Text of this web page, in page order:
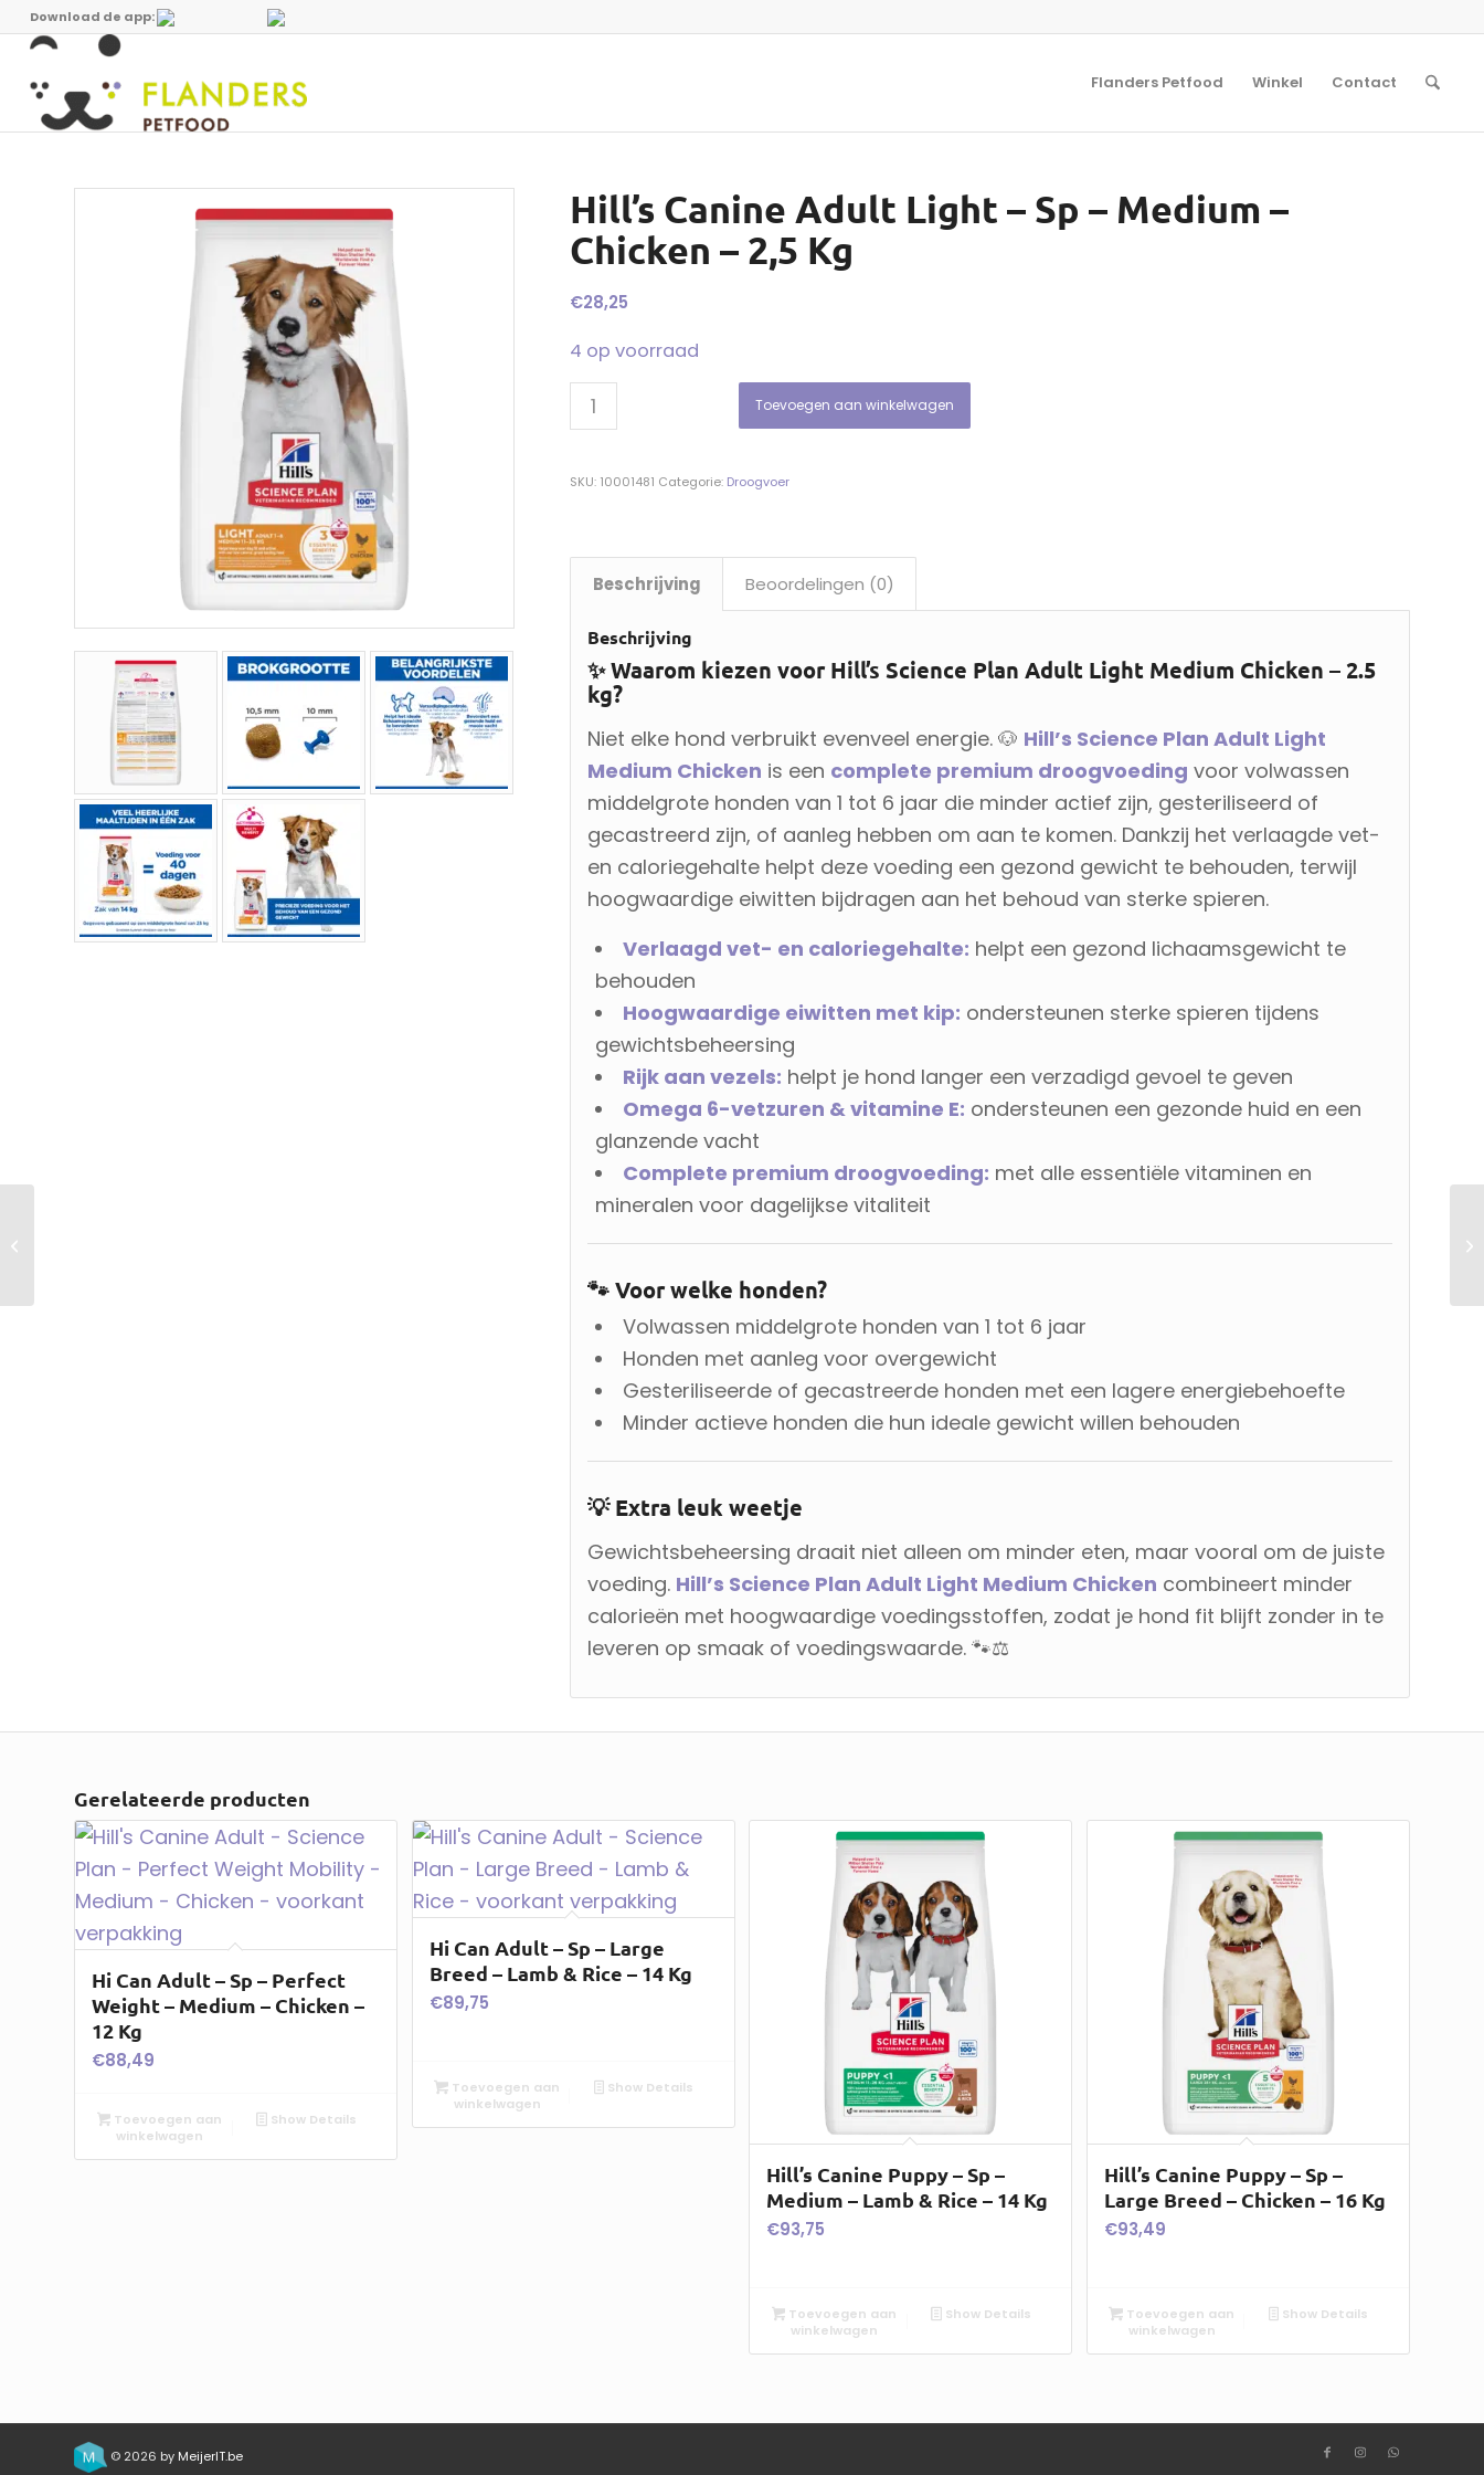
Download de app:
Flanders Petfood Winkel Contact
Hill’s Canine Adult Light – Sp – Medium –
Chicken – 2,5 Kg
€28,25
4 op voorraad
Toevoegen aan winkelwagen
SKU: 10001481 Categorie: Droogvoer
Beschrijving Beoordelingen (0)
Beschrijving
✨ Waarom kiezen voor Hill’s Science Plan Adult Light Medium Chicken – 2.5
kg?
Niet elke hond verbruikt evenveel energie. 🐶 Hill’s Science Plan Adult Light
Medium Chicken is een complete premium droogvoeding voor volwassen
middelgrote honden van 1 tot 6 jaar die minder actief zijn, gesteriliseerd of
gecastreerd zijn, of aanleg hebben om aan te komen. Dankzij het verlaagde vet-
en caloriegehalte helpt deze voeding een gezond gewicht te behouden, terwijl
hoogwaardige eiwitten bijdragen aan het behoud van sterke spieren.
Verlaagd vet- en caloriegehalte: helpt een gezond lichaamsgewicht te
behouden
Hoogwaardige eiwitten met kip: ondersteunen sterke spieren tijdens
gewichtsbeheersing
Rijk aan vezels: helpt je hond langer een verzadigd gevoel te geven
Omega 6-vetzuren & vitamine E: ondersteunen een gezonde huid en een
glanzende vacht
Complete premium droogvoeding: met alle essentiële vitaminen en
mineralen voor dagelijkse vitaliteit
🐾 Voor welke honden?
Volwassen middelgrote honden van 1 tot 6 jaar
Honden met aanleg voor overgewicht
Gesteriliseerde of gecastreerde honden met een lagere energiebehoefte
Minder actieve honden die hun ideale gewicht willen behouden
💡 Extra leuk weetje
Gewichtsbeheersing draait niet alleen om minder eten, maar vooral om de juiste
voeding. Hill’s Science Plan Adult Light Medium Chicken combineert minder
calorieën met hoogwaardige voedingsstoffen, zodat je hond fit blijft zonder in te
leveren op smaak of voedingswaarde. 🐾⚖️
Gerelateerde producten
Hi Can Adult – Sp – Perfect
Weight – Medium – Chicken –
12 Kg
€88,49
Toevoegen aan
winkelwagen
Show Details
Hi Can Adult – Sp – Large
Breed – Lamb & Rice – 14 Kg
€89,75
Toevoegen aan
winkelwagen
Show Details
Hill’s Canine Puppy – Sp –
Medium – Lamb & Rice – 14 Kg
€93,75
Toevoegen aan
winkelwagen
Show Details
Hill’s Canine Puppy – Sp –
Large Breed – Chicken – 16 Kg
€93,49
Toevoegen aan
winkelwagen
Show Details
© 2026 by MeijerIT.be